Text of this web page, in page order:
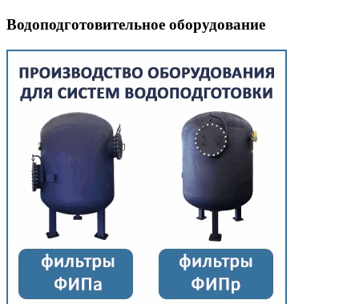
Водоподготовительное оборудование